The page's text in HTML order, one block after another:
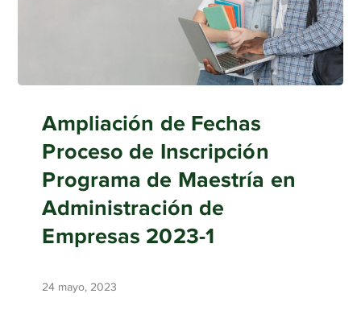
Ampliación de Fechas
Proceso de Inscripción
Programa de Maestría en
Administración de
Empresas 2023-1
24 mayo, 2023